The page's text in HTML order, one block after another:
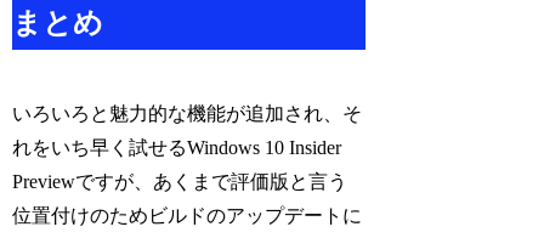
まとめ
いろいろと魅力的な機能が追加され、そ
れをいち早く試せるWindows 10 Insider
Previewですが、あくまで評価版と言う
位置付けのためビルドのアップデートに